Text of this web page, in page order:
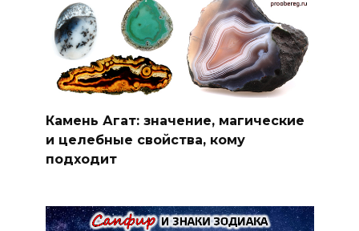
Камень Агат: значение, магические
и целебные свойства, кому
подходит